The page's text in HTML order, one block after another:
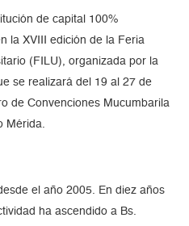
de capital 100%
la XVIII edición de la Feria
(FILU), organizada por la
se realizará del 19 al 27 de
de Convenciones Mucumbarila
Mérida.
el año 2005. En diez años
ha ascendido a Bs.